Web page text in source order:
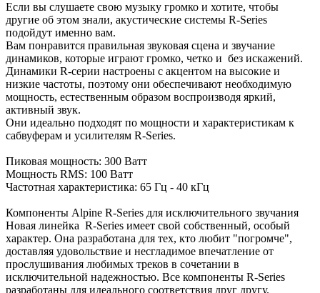
Если вы слушаете свою музыку громко и хотите, чтобы
другие об этом знали, акустические системы R-Series
подойдут именно вам.
Вам понравится правильная звуковая сцена и звучание
динамиков, которые играют громко, четко и без искажений.
Динамики R-серии настроены с акцентом на высокие и
низкие частоты, поэтому они обеспечивают необходимую
мощность, естественным образом воспроизводя яркий,
активный звук.
Они идеально подходят по мощности и характеристикам к
сабвуферам и усилителям R-Series.
Пиковая мощность: 300 Ватт
Мощность RMS: 100 Ватт
Частотная характеристика: 65 Гц - 40 кГц
Компоненты Alpine R-Series для исключительного звучания
Новая линейка R-Series имеет свой собственный, особый
характер. Она разработана для тех, кто любит "погромче",
доставляя удовольствие и несгладимое впечатление от
прослушивания любимых треков в сочетании в
исключительной надежностью. Все компоненты R-Series
разработаны для идеального соответствия друг другу.